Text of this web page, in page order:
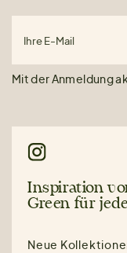
Ihre E-Mail
Mit der Anmeldung
Inspiration
Green für
Neue